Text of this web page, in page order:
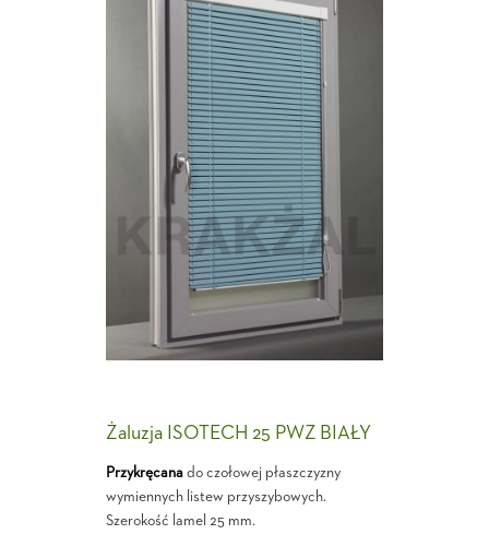
Żaluzja ISOTECH 25 PWZ BIAŁY
Przykręcanado czołowej płaszczyzny
wymiennych listew przyszybowych.
Szerokość lamel 25 mm.